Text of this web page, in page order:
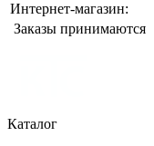
Интернет-магазин:
Заказы принимаются
Каталог